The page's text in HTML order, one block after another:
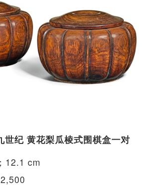
纪 黄花梨瓜棱式围棋盒一对
12.1 cm